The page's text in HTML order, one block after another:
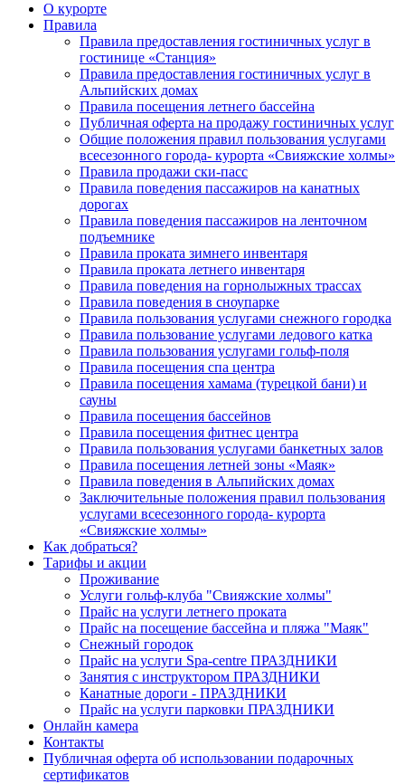
О курорте
Правила
Правила предоставления гостиничных услуг в
гостинице «Станция»
Правила предоставления гостиничных услуг в
Альпийских домах
Правила посещения летнего бассейна
Публичная оферта на продажу гостиничных услуг
Общие положения правил пользования услугами
всесезонного города- курорта «Свияжские холмы»
Правила продажи ски-пасс
Правила поведения пассажиров на канатных
дорогах
Правила поведения пассажиров на ленточном
подъемнике
Правила проката зимнего инвентаря
Правила проката летнего инвентаря
Правила поведения на горнолыжных трассах
Правила поведения в сноупарке
Правила пользования услугами снежного городка
Правила пользование услугами ледового катка
Правила пользования услугами гольф-поля
Правила посещения спа центра
Правила посещения хамама (турецкой бани) и
сауны
Правила посещения бассейнов
Правила посещения фитнес центра
Правила пользования услугами банкетных залов
Правила посещения летней зоны «Маяк»
Правила поведения в Альпийских домах
Заключительные положения правил пользования
услугами всесезонного города- курорта
«Свияжские холмы»
Как добраться?
Тарифы и акции
Проживание
Услуги гольф-клуба "Свияжские холмы"
Прайс на услуги летнего проката
Прайс на посещение бассейна и пляжа "Маяк"
Снежный городок
Прайс на услуги Spa-centre ПРАЗДНИКИ
Занятия с инструктором ПРАЗДНИКИ
Канатные дороги - ПРАЗДНИКИ
Прайс на услуги парковки ПРАЗДНИКИ
Онлайн камера
Контакты
Публичная оферта об использовании подарочных
сертификатов